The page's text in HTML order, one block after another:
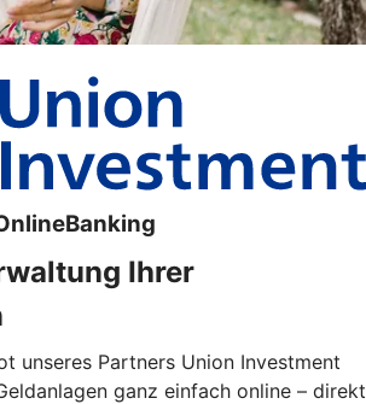
Ihrer
unseres Partners Union Investment
ganz einfach online – direkt